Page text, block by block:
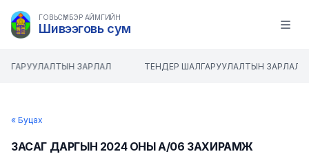
ГОВЬСҮМБЭР АЙМГИЙН
Шивээговь сум Open
ЗАРЛАЛ ТЕНДЕР ШАЛГАРУУЛАЛТЫН ЗАРЛАЛ
« Буцах
ЗАСАГ ДАРГЫН 2024 ОНЫ А/06 ЗАХИРАМЖ